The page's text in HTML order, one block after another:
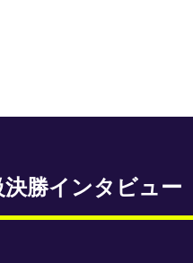
決勝インタビュー